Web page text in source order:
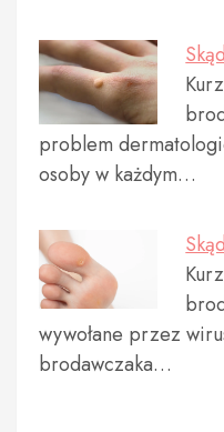
problem
osoby w każdym…
wywołane przez
brodawczaka…